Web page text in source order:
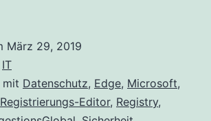
und
März 29, 2019
IT
mit Datenschutz, Edge, Microsoft,
Registrierungs-Editor, Registry,